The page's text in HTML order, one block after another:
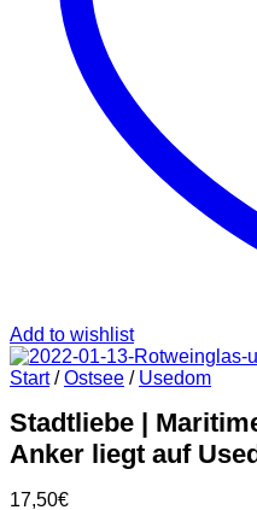
Add to wishlist
Start / Ostsee / Usedom
Stadtliebe |
Anker liegt auf
17,50€